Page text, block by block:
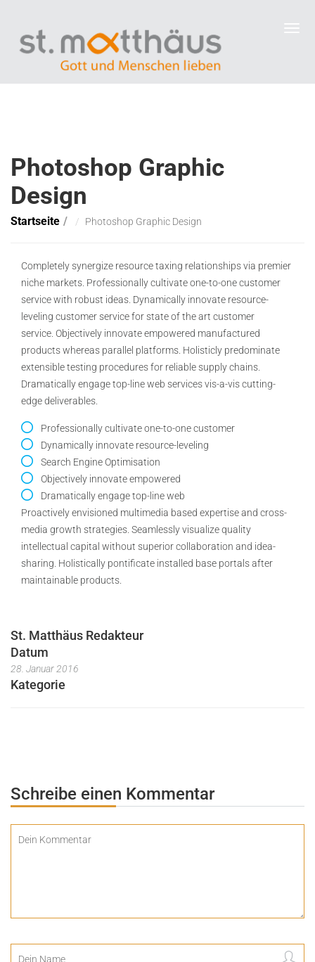
Photoshop Graphic
Design
Startseite Photoshop Graphic Design
Completely synergize resource taxing relationships via premier
niche markets. Professionally cultivate one-to-one customer
service with robust ideas. Dynamically innovate resource-
leveling customer service for state of the art customer
service. Objectively innovate empowered manufactured
products whereas parallel platforms. Holisticly predominate
extensible testing procedures for reliable supply chains.
Dramatically engage top-line web services vis-a-vis cutting-
edge deliverables.
Professionally cultivate one-to-one customer
Dynamically innovate resource-leveling
Search Engine Optimisation
Objectively innovate empowered
Dramatically engage top-line web
Proactively envisioned multimedia based expertise and cross-
media growth strategies. Seamlessly visualize quality
intellectual capital without superior collaboration and idea-
sharing. Holistically pontificate installed base portals after
maintainable products.
St. Matthäus Redakteur
Datum
28. Januar 2016
Kategorie
Schreibe einen Kommentar